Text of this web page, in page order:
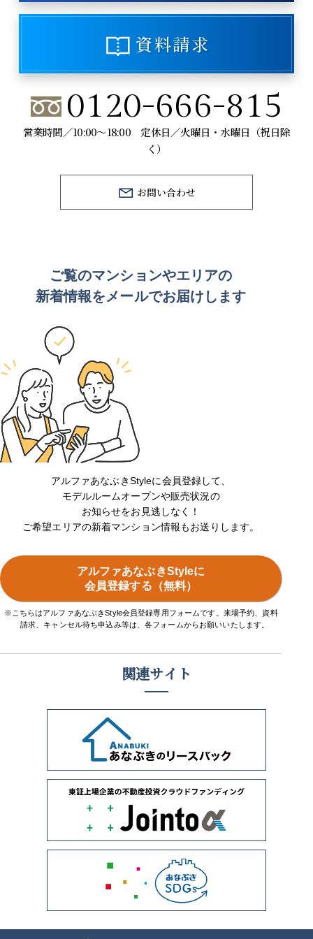
資料請求
0120-666-815
営業時間／10:00～18:00 定休日／火曜日・水曜日（祝日除
く）
お問い合わせ
ご覧のマンションやエリアの
新着情報をメールでお届けします
アルファあなぶきStyleに会員登録して、
モデルルームオープンや販売状況の
お知らせをお見逃しなく！
ご希望エリアの新着マンション情報もお送りします。
アルファあなぶきStyleに
会員登録する（無料）
※こちらはアルファあなぶきStyle会員登録専用フォームです。来場予約、資料
請求、キャンセル待ち申込み等は、各フォームからお願いいたします。
関連サイト